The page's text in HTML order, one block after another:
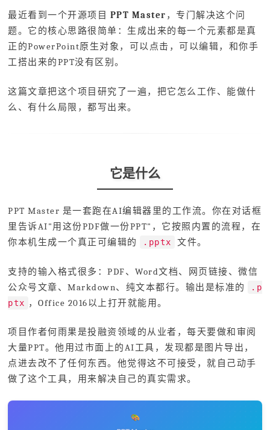
最近看到一个开源项目 PPT Master ，专门解决这个问
题。它的核心思路很简单：生成出来的每一个元素都是真
正的PowerPoint原生对象，可以点击，可以编辑，和你手
工搭出来的PPT没有区别。
这篇文章把这个项目研究了一遍，把它怎么工作、能做什
么、有什么局限，都写出来。
它是什么
PPT Master 是一套跑在AI编辑器里的工作流。你在对话框
里告诉AI"用这份PDF做一份PPT"，它按照内置的流程，在
你本机生成一个真正可编辑的
.pptx 文件。
支持的输入格式很多：PDF、Word文档、网页链接、微信
公众号文章、Markdown、纯文本都行。输出是标准的
.p
ptx ，Office 2016以上打开就能用。
项目作者何雨果是投融资领域的从业者，每天要做和审阅
大量PPT。他用过市面上的AI工具，发现都是图片导出，
点进去改不了任何东西。他觉得这不可接受，就自己动手
做了这个工具，用来解决自己的真实需求。